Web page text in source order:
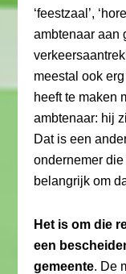
‘feestzaal’,
ambtenaar aan
meestal ook
heeft te maken
ambtenaar: hij
Dat is een
ondernemer
belangrijk om
Het is om die
een
gemeente. De